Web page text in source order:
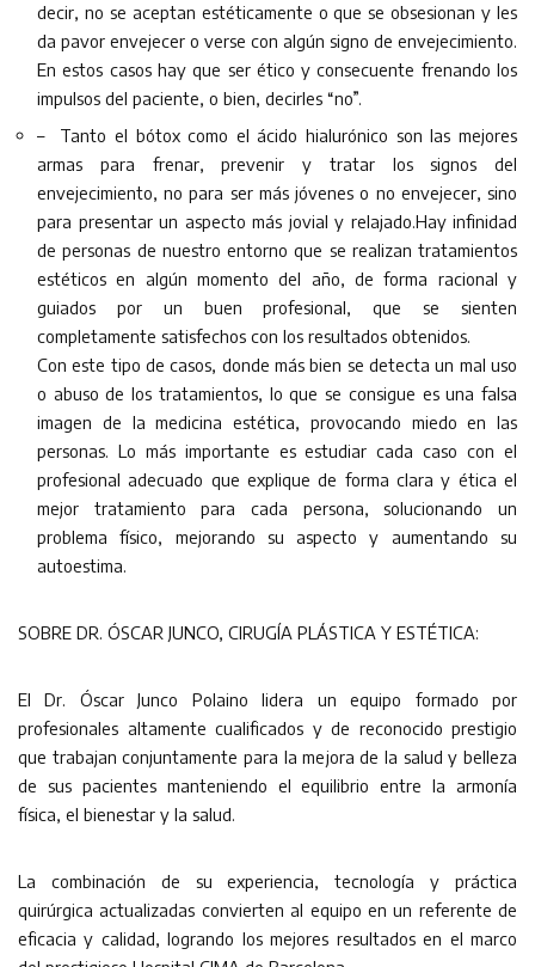
decir, no se aceptan estéticamente o que se obsesionan y les
da pavor envejecer o verse con algún signo de envejecimiento.
En estos casos hay que ser ético y consecuente frenando los
impulsos del paciente, o bien, decirles “no”.
– Tanto el bótox como el ácido hialurónico son las mejores
armas para frenar, prevenir y tratar los signos del
envejecimiento, no para ser más jóvenes o no envejecer, sino
para presentar un aspecto más jovial y relajado.Hay infinidad
de personas de nuestro entorno que se realizan tratamientos
estéticos en algún momento del año, de forma racional y
guiados por un buen profesional, que se sienten
completamente satisfechos con los resultados obtenidos.
Con este tipo de casos, donde más bien se detecta un mal uso
o abuso de los tratamientos, lo que se consigue es una falsa
imagen de la medicina estética, provocando miedo en las
personas. Lo más importante es estudiar cada caso con el
profesional adecuado que explique de forma clara y ética el
mejor tratamiento para cada persona, solucionando un
problema físico, mejorando su aspecto y aumentando su
autoestima.
SOBRE DR. ÓSCAR JUNCO, CIRUGÍA PLÁSTICA Y ESTÉTICA:
El Dr. Óscar Junco Polaino lidera un equipo formado por
profesionales altamente cualificados y de reconocido prestigio
que trabajan conjuntamente para la mejora de la salud y belleza
de sus pacientes manteniendo el equilibrio entre la armonía
física, el bienestar y la salud.
La combinación de su experiencia, tecnología y práctica
quirúrgica actualizadas convierten al equipo en un referente de
eficacia y calidad, logrando los mejores resultados en el marco